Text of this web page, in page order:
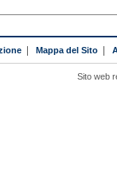
| Mappa del Sito|
Sito web